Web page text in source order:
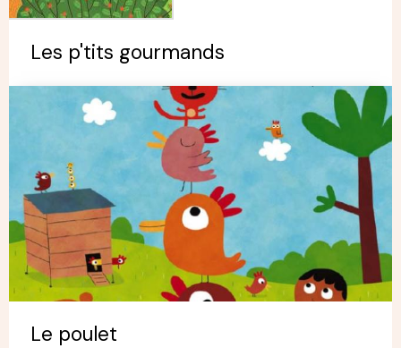
Les p'tits gourmands
Le poulet